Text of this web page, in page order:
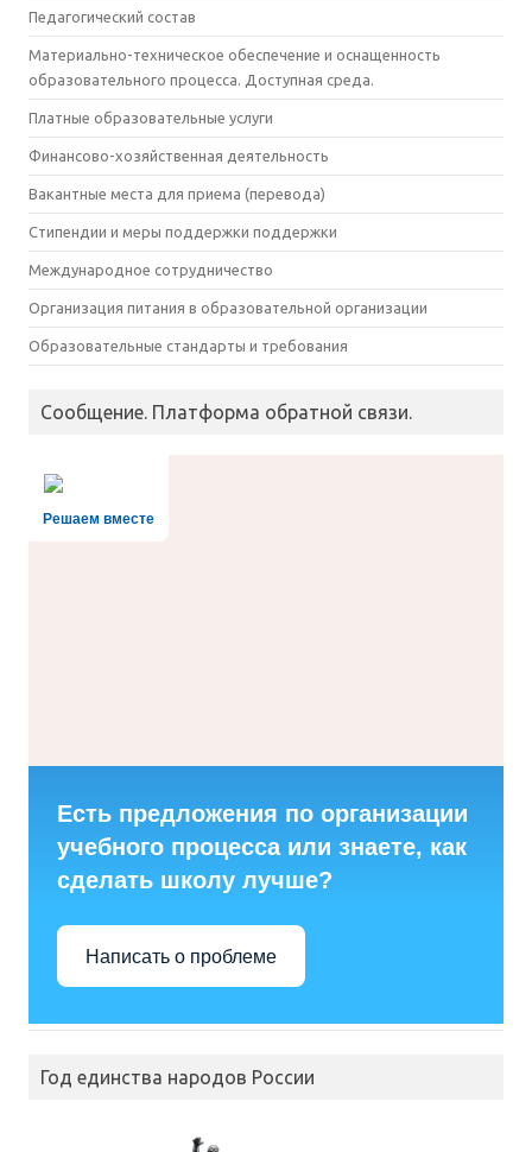
Педагогический состав
Материально-техническое обеспечение и оснащенность
образовательного процесса. Доступная среда.
Платные образовательные услуги
Финансово-хозяйственная деятельность
Вакантные места для приема (перевода)
Стипендии и меры поддержки поддержки
Международное сотрудничество
Организация питания в образовательной организации
Образовательные стандарты и требования
Сообщение. Платформа обратной связи.
Решаем вместе
Есть предложения по организации
учебного процесса или знаете, как
сделать школу лучше?
Написать о проблеме
Год единства народов России